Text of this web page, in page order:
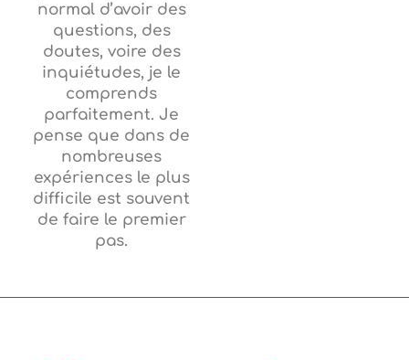
normal d’avoir des
questions, des
doutes, voire des
inquiétudes, je le
comprends
parfaitement. Je
pense que dans de
nombreuses
expériences le plus
difficile est souvent
de faire le premier
pas.